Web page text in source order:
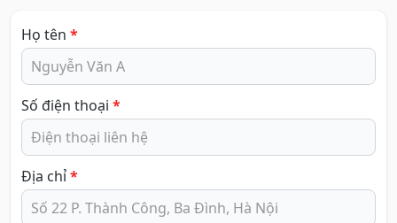
Họ tên *
Số điện thoại *
Địa chỉ*